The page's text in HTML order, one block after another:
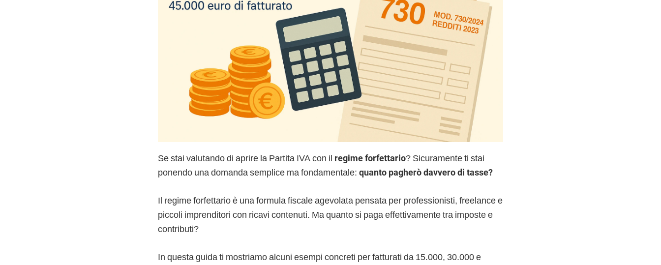
Se stai valutando di aprire la Partita IVA con il regime forfettario? Sicuramente ti stai
ponendo una domanda semplice ma fondamentale: quanto pagherò davvero di tasse?
Il regime forfettario è una formula fiscale agevolata pensata per professionisti, freelance e
piccoli imprenditori con ricavi contenuti. Ma quanto si paga effettivamente tra imposte e
contributi?
In questa guida ti mostriamo alcuni esempi concreti per fatturati da 15.000, 30.000 e